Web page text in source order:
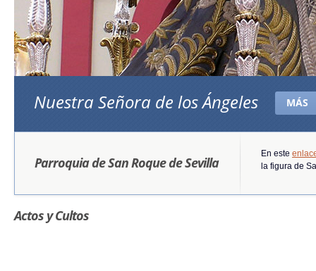
Nuestra Señora de los Ángeles MÁS
Parroquia de San Roque de Sevilla
En este
la figura de
Actos y Cultos